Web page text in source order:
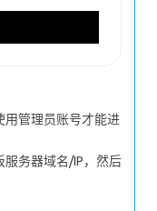
用管理员账号才能进
服务器域名/IP，然后